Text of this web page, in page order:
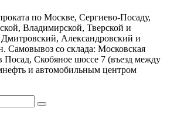
по Москве, Сергиево-Посаду,
Владимирской, Тверской и
Дмитровский, Александровский и
Самовывоз со склада: Московская
Посад, Скобяное шоссе 7 (въезд между
и автомобильным центром